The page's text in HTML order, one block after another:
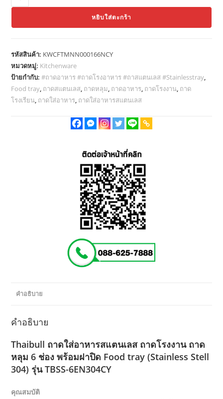
Thaibull
หา
รส
แตน
เลส
TBSS-
ชิ้น
หยิบใส่ตะกร้า
รหัสสินค้า: KWCFTMNN000166NCY
หมวดหมู่: Kitchenware
ป้ายกำกับ:#ถาดอาหาร #ถาดโรงอาหาร #ถาสแตนเลส #Stainlesstray,
Food tray, ถาดสแตนเลส, ถาดหลุม, ถาดอาหาร, ถาดโรงงาน, ถาด
โรงเรียน, ถาดใส่อาหาร, ถาดใส่อาหารสแตนเลส
คำอธิบาย
คำอธิบาย
Thaibull ถาดใส่อาหารสแตนเลส ถาดโรงงาน ถาด
หลุม 6 ช่อง พร้อมฝาปิด Food tray (Stainless Stell
304) รุ่น TBSS-6EN304CY
คุณสมบัติ